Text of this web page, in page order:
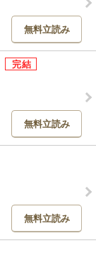
無料立読み
無料立読み
無料立読み